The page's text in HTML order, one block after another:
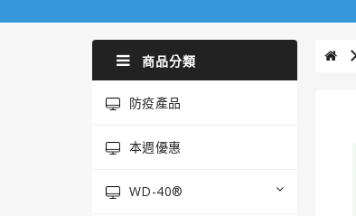
商品分類
防疫產品
本週優惠
WD-40®